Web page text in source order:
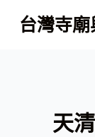
跳
至
台灣寺
天